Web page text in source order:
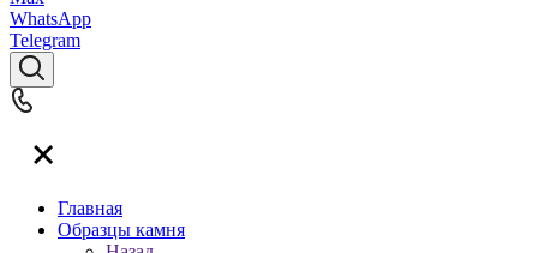
WhatsApp
Telegram
Главная
Образцы камня